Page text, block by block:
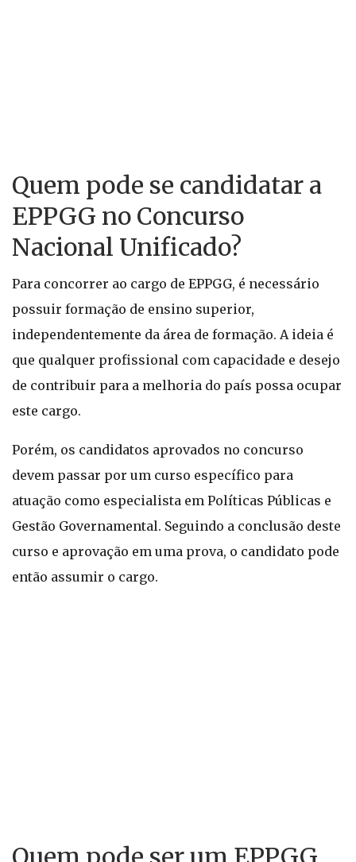
Quem pode se candidatar a
EPPGG no Concurso
Nacional Unificado?
Para concorrer ao cargo de EPPGG, é necessário
possuir formação de ensino superior,
independentemente da área de formação. A ideia é
que qualquer profissional com capacidade e desejo
de contribuir para a melhoria do país possa ocupar
este cargo.
Porém, os candidatos aprovados no concurso
devem passar por um curso específico para
atuação como especialista em Políticas Públicas e
Gestão Governamental. Seguindo a conclusão deste
curso e aprovação em uma prova, o candidato pode
então assumir o cargo.